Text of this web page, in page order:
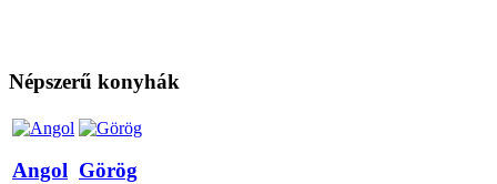
Népszerű konyhák
Angol Görög